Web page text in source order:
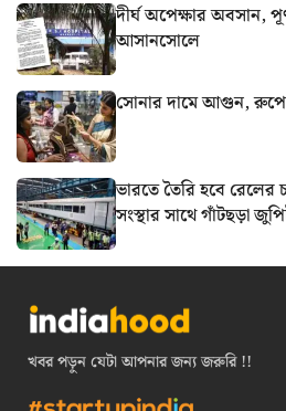
দীর্ঘ অপেক্ষার অবসান,
আসানসোলে
সোনার দামে আগুন,
ভারতে তৈরি হবে রেলের
সংস্থার সাথে গাঁটছড়া
খবর পড়ুন যেটা আপনার জন্য জরুরি !!